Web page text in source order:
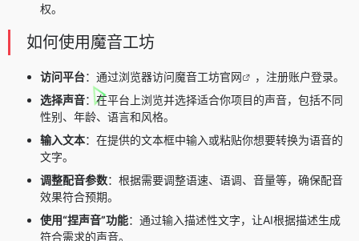
权。
如何使用魔音工坊
访问平台：通过浏览器访问魔音工坊官网
，注册账户登录。
选择声音：在平台上浏览并选择适合你项目的声音，包括不同
性别、年龄、语言和风格。
输入文本：在提供的文本框中输入或粘贴你想要转换为语音的
文字。
调整配音参数：根据需要调整语速、语调、音量等，确保配音
效果符合预期。
使用“捏声音”功能：通过输入描述性文字，让AI根据描述生成
符合需求的声音。